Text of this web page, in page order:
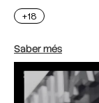
+18
Saber més